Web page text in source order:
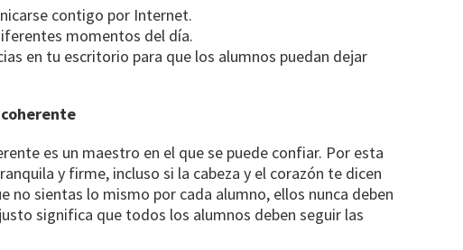
contigo por Internet.
momentos del día.
en tu escritorio para que los alumnos puedan dejar
es un maestro en el que se puede confiar. Por esta
y firme, incluso si la cabeza y el corazón te dicen
no sientas lo mismo por cada alumno, ellos nunca deben
significa que todos los alumnos deben seguir las